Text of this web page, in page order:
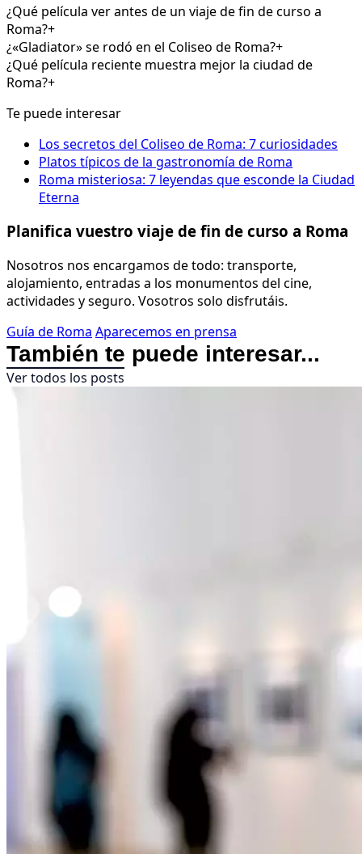
¿Qué película ver antes de un viaje de fin de curso a
Roma?+
¿«Gladiator» se rodó en el Coliseo de Roma?+
¿Qué película reciente muestra mejor la ciudad de
Roma?+
Te puede interesar
Los secretos del Coliseo de Roma: 7 curiosidades
Platos típicos de la gastronomía de Roma
Roma misteriosa: 7 leyendas que esconde la Ciudad
Eterna
Planifica vuestro viaje de fin de curso a Roma
Nosotros nos encargamos de todo: transporte,
alojamiento, entradas a los monumentos del cine,
actividades y seguro. Vosotros solo disfrutáis.
Guía de Roma Aparecemos en prensa
También te puede interesar...
Ver todos los posts